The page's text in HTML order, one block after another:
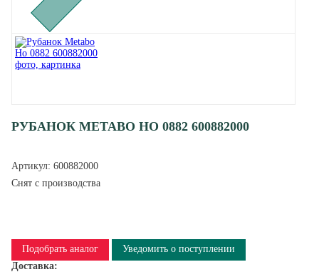
РУБАНОК METABO HO 0882 600882000
Артикул: 600882000
Снят с производства
Подобрать аналог
Уведомить о поступлении
Доставка: